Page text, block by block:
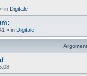
» in Digitale
» in Digitale